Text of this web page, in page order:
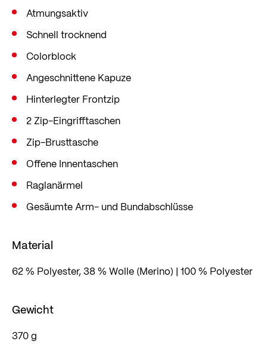
Atmungsaktiv
Schnell trocknend
Colorblock
Angeschnittene Kapuze
Hinterlegter Frontzip
2 Zip-Eingrifftaschen
Zip-Brusttasche
Offene Innentaschen
Raglanärmel
Gesäumte Arm- und Bundabschlüsse
Material
62 % Polyester, 38 % Wolle (Merino) | 100 % Polyester
Gewicht
370 g